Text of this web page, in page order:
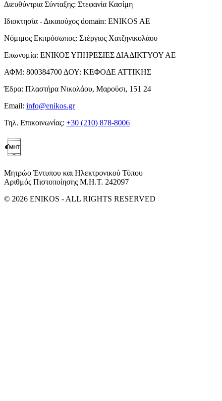
Διευθύντρια Σύνταξης: Στεφανία Κασίμη
Ιδιοκτησία - Δικαιούχος domain: ENIKOS AE
Νόμιμος Εκπρόσωπος: Στέργιος Χατζηνικολάου
Επωνυμία: ΕΝΙΚΟΣ ΥΠΗΡΕΣΙΕΣ ΔΙΑΔΙΚΤΥΟΥ ΑΕ
ΑΦΜ: 800384700 ΔΟΥ: ΚΕΦΟΔΕ ΑΤΤΙΚΗΣ
Έδρα: Πλαστήρα Νικολάου, Μαρούσι, 151 24
Email: info@enikos.gr
Τηλ. Επικοινωνίας: +30 (210) 878-8006
Μητρώο Έντυπου και Ηλεκτρονικού Τύπου
Αριθμός Πιστοποίησης Μ.Η.Τ. 242097
© 2026 ENIKOS - ALL RIGHTS RESERVED